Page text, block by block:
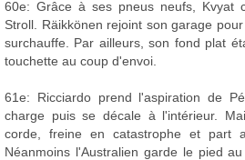
60e: Grâce à ses pneus neufs, Kvyat
Stroll. Räikkönen rejoint son garage
surchauffe. Par ailleurs, son fond plat
touchette au coup d'envoi.
61e: Ricciardo prend l'aspiration de
charge puis se décale à l'intérieur.
corde, freine en catastrophe et part
Néanmoins l'Australien garde le pied